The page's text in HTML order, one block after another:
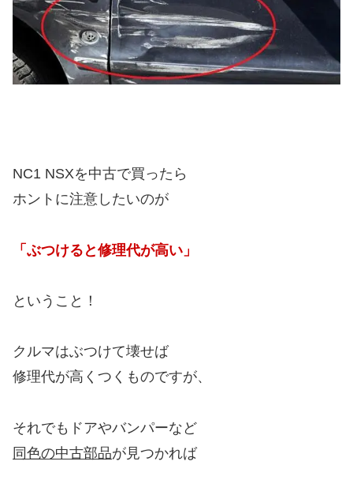
NC1 NSXを中古で買ったら
ホントに注意したいのが
「ぶつけると修理代が高い」
ということ！
クルマはぶつけて壊せば
修理代が高くつくものですが、
それでもドアやバンパーなど
同色の中古部品が見つかれば